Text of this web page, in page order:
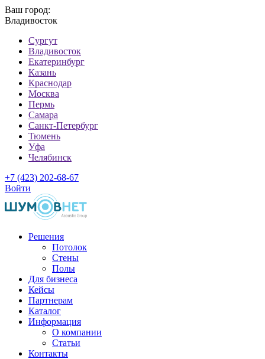
Ваш город:
Владивосток
Cургут
Владивосток
Екатеринбург
Казань
Краснодар
Москва
Пермь
Самара
Санкт-Петербург
Тюмень
Уфа
Челябинск
+7 (423) 202-68-67
Войти
Решения
Потолок
Стены
Полы
Для бизнеса
Кейсы
Партнерам
Каталог
Информация
О компании
Статьи
Контакты